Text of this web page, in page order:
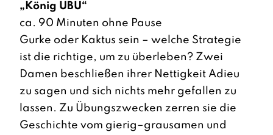
„König UBU“
ca. 90 Minuten ohne Pause
Gurke oder Kaktus sein – welche Strategie
ist die richtige, um zu überleben? Zwei
Damen beschließen ihrer Nettigkeit Adieu
zu sagen und sich nichts mehr gefallen zu
lassen. Zu Übungszwecken zerren sie die
Geschichte vom gierig–grausamen und